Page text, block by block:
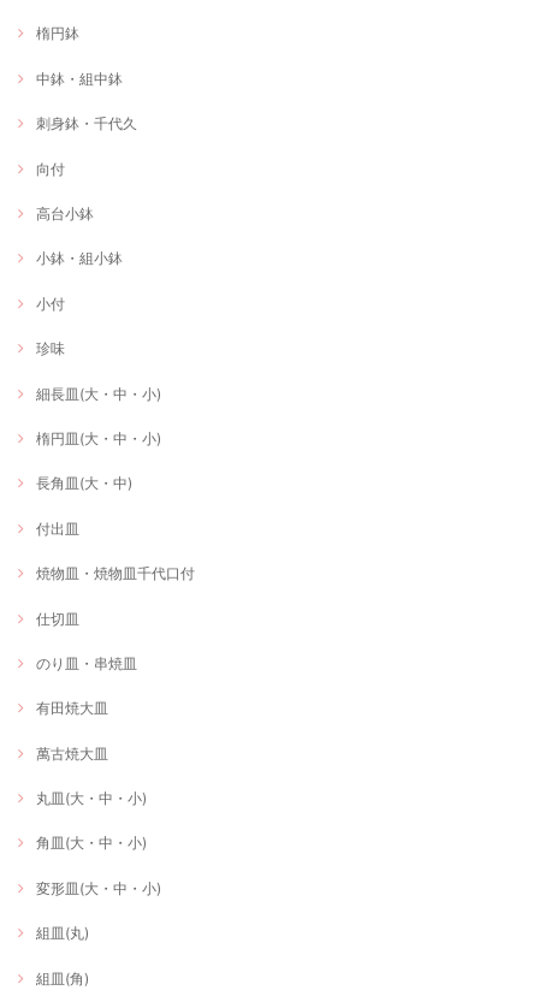
楕円鉢
中鉢・組中鉢
刺身鉢・千代久
向付
高台小鉢
小鉢・組小鉢
小付
珍味
細長皿(大・中・小)
楕円皿(大・中・小)
長角皿(大・中)
付出皿
焼物皿・焼物皿千代口付
仕切皿
のり皿・串焼皿
有田焼大皿
萬古焼大皿
丸皿(大・中・小)
角皿(大・中・小)
変形皿(大・中・小)
組皿(丸)
組皿(角)